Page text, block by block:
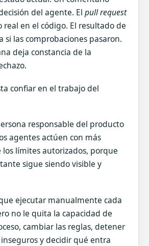
del agente. El pull request
en el código. El resultado de
si las comprobaciones pasaron.
deja constancia de la
confiar en el trabajo del
responsable del producto
agentes actúen con más
límites autorizados, porque
sigue siendo visible y
ejecutar manualmente cada
no le quita la capacidad de
cambiar las reglas, detener
y decidir qué entra